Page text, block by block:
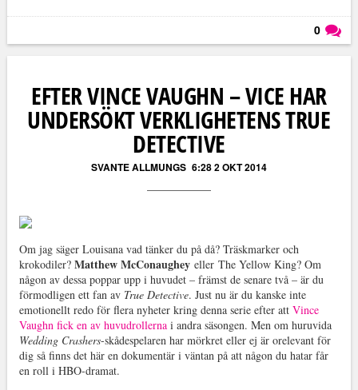
0
EFTER VINCE VAUGHN – VICE HAR
UNDERSÖKT VERKLIGHETENS TRUE
DETECTIVE
SVANTE ALLMUNGS 6:28 2 OKT 2014
Om jag säger Louisana vad tänker du på då? Träskmarker och
krokodiler? Matthew McConaughey eller The Yellow King? Om
någon av dessa poppar upp i huvudet – främst de senare två – är du
förmodligen ett fan avTrue Detective. Just nu är du kanske inte
emotionellt redo för flera nyheter kring denna serie efter att Vince
Vaughn fick en av huvudrollernai andra säsongen. Men om huruvida
Wedding Crashers-skådespelaren har mörkret eller ej är orelevant för
dig så finns det här en dokumentär i väntan på att någon du hatar får
en roll i HBO-dramat.